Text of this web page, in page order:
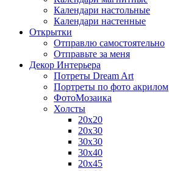
Календари настольные
Календари настенные
Открытки
Отправлю самостоятельно
Отправьте за меня
Декор Интерьера
Потреты Dream Art
Портреты по фото акрилом
ФотоМозаика
Холсты
20х20
20х30
30х30
30х40
20х45